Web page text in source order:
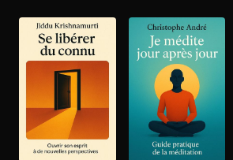
Ouvre l'app Appareil photo, pointe